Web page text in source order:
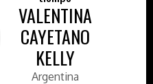
VALENTINA
CAYETANO
KELLY
Argentina